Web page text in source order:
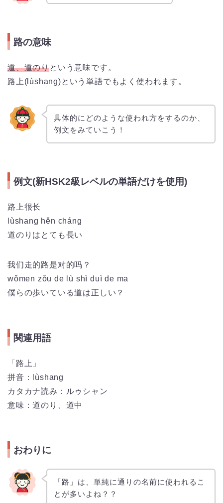
路の意味
道、道のりという意味です。
路上(lùshang)という単語でもよく使われます。
具体的にどのような使われ方をするのか、
例文をみていこう！
例文(新HSK2級レベルの単語だけを使用)
路上很长
lùshang hěn cháng
道のりはとても長い
我们走的路是对的吗？
wǒmen zǒu de lù shì duì de ma
僕らの歩いている道は正しい？
関連用語
「路上」
拼音：lùshang
カタカナ読み：ルゥシャン
意味：道のり、道中
おわりに
「路」は、単純に通りの名前に使われるこ
とが多いよね？？